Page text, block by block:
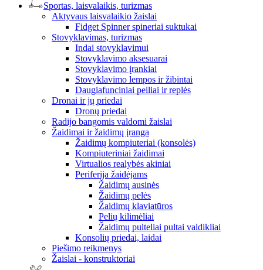
Sportas, laisvalaikis, turizmas
Aktyvaus laisvalaikio žaislai
Fidget Spinner spineriai suktukai
Stovyklavimas, turizmas
Indai stovyklavimui
Stovyklavimo aksesuarai
Stovyklavimo įrankiai
Stovyklavimo lempos ir žibintai
Daugiafunciniai peiliai ir replės
Dronai ir jų priedai
Dronų priedai
Radijo bangomis valdomi žaislai
Žaidimai ir žaidimų įranga
Žaidimų kompiuteriai (konsolės)
Kompiuteriniai žaidimai
Virtualios realybės akiniai
Periferija žaidėjams
Žaidimų ausinės
Žaidimų pelės
Žaidimų klaviatūros
Pelių kilimėliai
Žaidimų pulteliai pultai valdikliai
Konsolių priedai, laidai
Piešimo reikmenys
Žaislai - konstruktoriai